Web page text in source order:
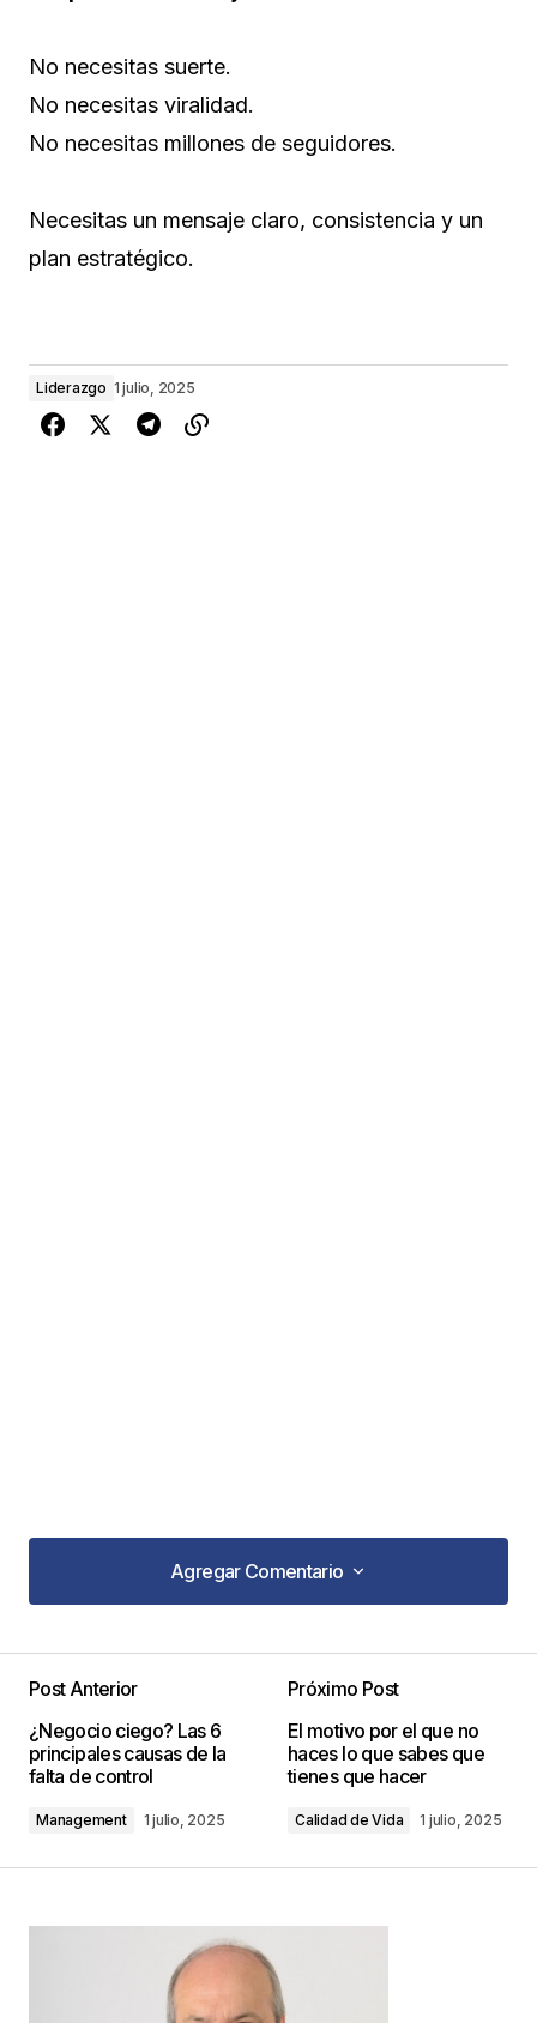
No necesitas suerte.
No necesitas viralidad.
No necesitas millones de seguidores.
Necesitas un mensaje claro, consistencia y un
plan estratégico.
Liderazgo 1 julio, 2025
Agregar Comentario
Agregar Comentario
publicada. Los campos obligatorios están
marcados con*
Comentario*
Post Anterior
¿Negocio ciego? Las 6
principales causas de la
falta de control
Management 1 julio, 2025
Próximo Post
El motivo por el que no
haces lo que sabes que
tienes que hacer
Calidad de Vida 1 julio, 2025